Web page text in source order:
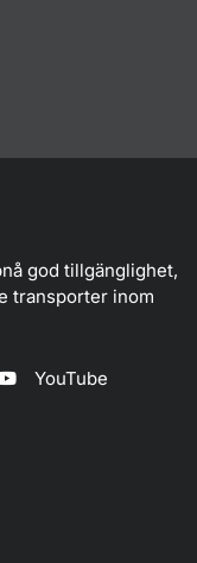
god tillgänglighet,
transporter inom
YouTube